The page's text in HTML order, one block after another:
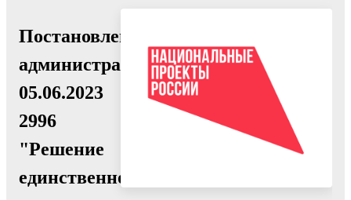
Постановление
администрации
05.06.2023
2996
"Решение
единственного